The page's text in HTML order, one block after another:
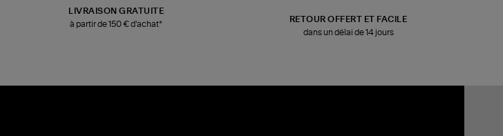
LIVRAISON GRATUITE
à partir de 150 € d'achat*
RETOUR OFFERT ET FACILE
dans un délai de 14 jours